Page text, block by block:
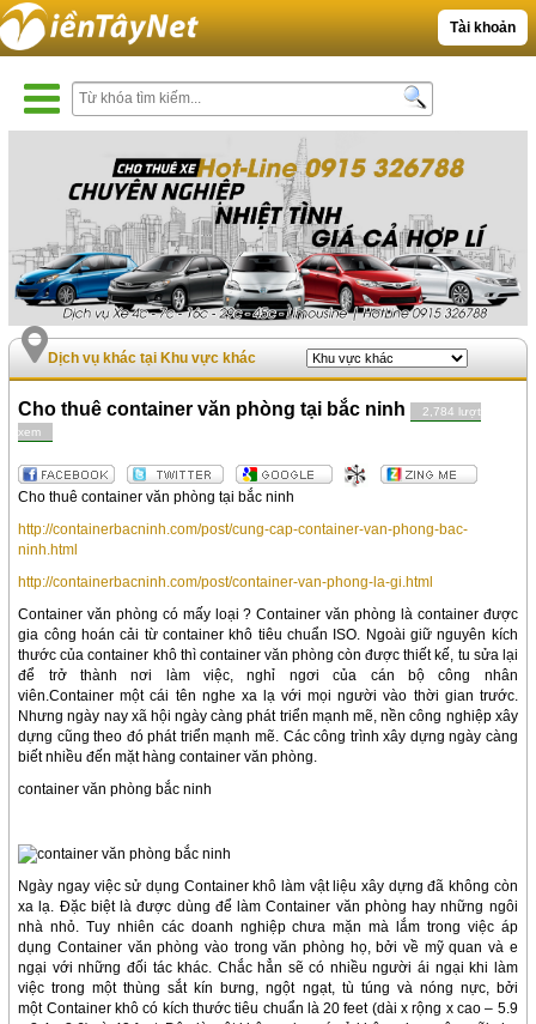
Tài khoản
Dịch vụ khác tại Khu vực khác
Cho thuê container văn phòng tại bắc ninh
2,784 lượt
xem
Cho thuê container văn phòng tại bắc ninh
http://containerbacninh.com/post/cung-cap-container-van-phong-bac-
ninh.html
http://containerbacninh.com/post/container-van-phong-la-gi.html
Container văn phòng có mấy loại ? Container văn phòng là container được
gia công hoán cải từ container khô tiêu chuẩn ISO. Ngoài giữ nguyên kích
thước của container khô thì container văn phòng còn được thiết kế, tu sửa lại
để trở thành nơi làm việc, nghỉ ngơi của cán bộ công nhân
viên.Container một cái tên nghe xa lạ với mọi người vào thời gian trước.
Nhưng ngày nay xã hội ngày càng phát triển mạnh mẽ, nền công nghiệp xây
dựng cũng theo đó phát triển mạnh mẽ. Các công trình xây dựng ngày càng
biết nhiều đến mặt hàng container văn phòng.
container văn phòng bắc ninh
Ngày ngay việc sử dụng Container khô làm vật liệu xây dựng đã không còn
xa lạ. Đặc biệt là được dùng để làm Container văn phòng hay những ngôi
nhà nhỏ. Tuy nhiên các doanh nghiệp chưa mặn mà lắm trong việc áp
dụng Container văn phòng vào trong văn phòng họ, bởi về mỹ quan và e
ngại với những đối tác khác. Chắc hẳn sẽ có nhiều người ái ngại khi làm
việc trong một thùng sắt kín bưng, ngột ngạt, tù túng và nóng nực, bởi
một Container khô có kích thước tiêu chuẩn là 20 feet (dài x rộng x cao – 5.9